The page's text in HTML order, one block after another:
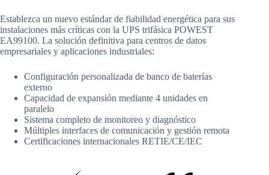
Establezca un nuevo estándar de fiabilidad energética para sus
instalaciones más críticas con la UPS trifásica POWEST
EA99100. La solución definitiva para centros de datos
empresariales y aplicaciones industriales:
Configuración personalizada de banco de baterías
externo
Capacidad de expansión mediante 4 unidades en
paralelo
Sistema completo de monitoreo y diagnóstico
Múltiples interfaces de comunicación y gestión remota
Certificaciones internacionales RETIE/CE/IEC